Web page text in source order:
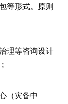
等形式。原则
理等咨询设计
（灾备中